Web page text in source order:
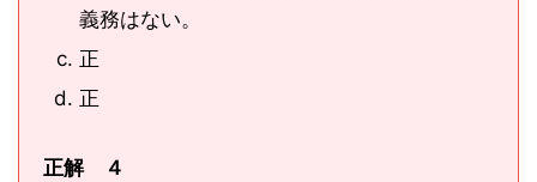
義務はない。
正
正
正解 ４